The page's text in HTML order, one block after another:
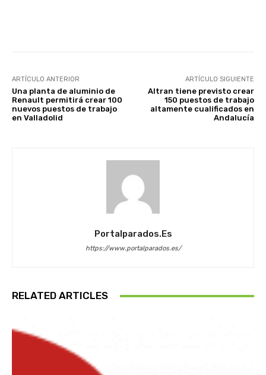
ARTÍCULO ANTERIOR
Una planta de aluminio de
Renault permitirá crear 100
nuevos puestos de trabajo
en Valladolid
ARTÍCULO SIGUIENTE
Altran tiene previsto crear
150 puestos de trabajo
altamente cualificados en
Andalucía
Portalparados.es
https://www.portalparados.es/
RELATED ARTICLES